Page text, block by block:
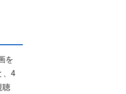
を
、4
聴